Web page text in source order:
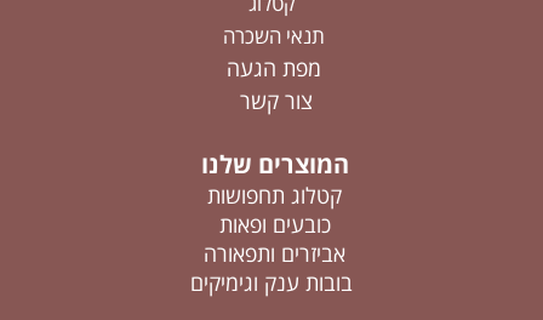
תנאי השכרה
מפת הגעה
צור קשר
המוצרים שלנו
קטלוג תחפושות
כובעים ופאות
אביזרים ותפאורה
בובות ענק וגימיקים